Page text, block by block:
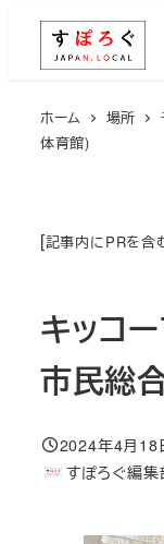
ホーム 場所
体育館)
[記事内にPRを含
キッコ
市民総
投稿日
2024年4月18
著
すぽろぐ編集